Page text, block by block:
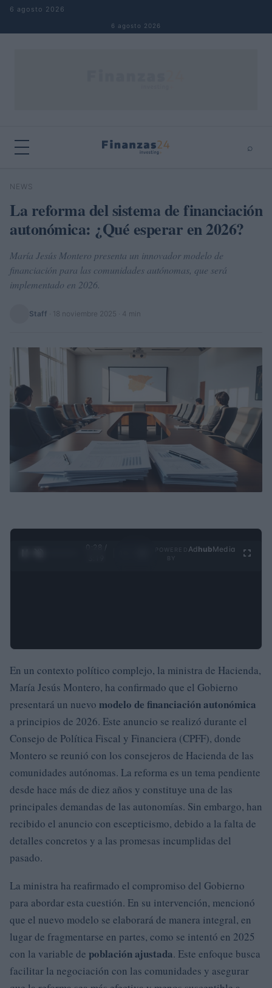
Saltar al contenido
6 agosto 2026
6 agosto 2026
⌕
Buscar
NEWS
La reforma del sistema de financiación
autonómica: ¿Qué esperar en 2026?
María Jesús Montero presenta un innovador modelo de
financiación para las comunidades autónomas, que será
implementado en 2026.
Staff 18 noviembre 2025 · 4 min
0:29 /
Ad hubMedia
En un contexto político complejo, la ministra de Hacienda,
María Jesús Montero, ha confirmado que el Gobierno
presentará un nuevo modelo de financiación autonómica
a principios de 2026. Este anuncio se realizó durante el
Consejo de Política Fiscal y Financiera (CPFF), donde
Montero se reunió con los consejeros de Hacienda de las
comunidades autónomas. La reforma es un tema pendiente
desde hace más de diez años y constituye una de las
principales demandas de las autonomías. Sin embargo, han
recibido el anuncio con escepticismo, debido a la falta de
detalles concretos y a las promesas incumplidas del
pasado.
La ministra ha reafirmado el compromiso del Gobierno
para abordar esta cuestión. En su intervención, mencionó
que el nuevo modelo se elaborará de manera integral, en
lugar de fragmentarse en partes, como se intentó en 2025
con la variable de población ajustada. Este enfoque busca
facilitar la negociación con las comunidades y asegurar